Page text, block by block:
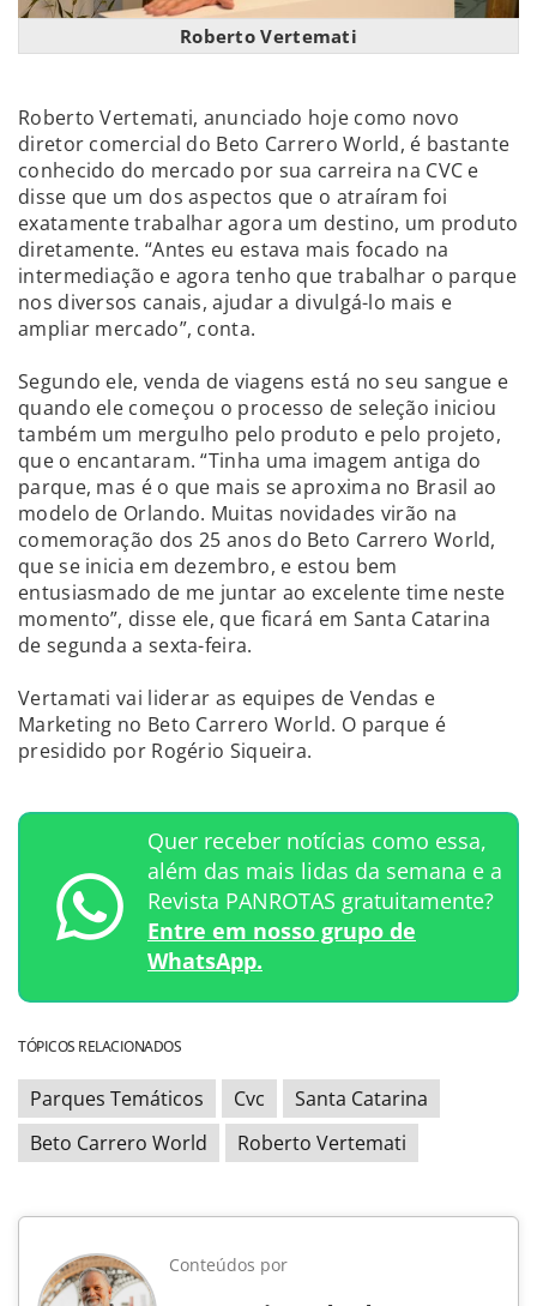
Roberto Vertemati
Roberto Vertemati, anunciado hoje como novo
diretor comercial do Beto Carrero World, é bastante
conhecido do mercado por sua carreira na CVC e
disse que um dos aspectos que o atraíram foi
exatamente trabalhar agora um destino, um produto
diretamente. “Antes eu estava mais focado na
intermediação e agora tenho que trabalhar o parque
nos diversos canais, ajudar a divulgá-lo mais e
ampliar mercado”, conta.
Segundo ele, venda de viagens está no seu sangue e
quando ele começou o processo de seleção iniciou
também um mergulho pelo produto e pelo projeto,
que o encantaram. “Tinha uma imagem antiga do
parque, mas é o que mais se aproxima no Brasil ao
modelo de Orlando. Muitas novidades virão na
comemoração dos 25 anos do Beto Carrero World,
que se inicia em dezembro, e estou bem
entusiasmado de me juntar ao excelente time neste
momento”, disse ele, que ficará em Santa Catarina
de segunda a sexta-feira.
Vertamati vai liderar as equipes de Vendas e
Marketing no Beto Carrero World. O parque é
presidido por Rogério Siqueira.
Quer receber notícias como essa,
além das mais lidas da semana e a
Revista PANROTAS gratuitamente?
Entre em nosso grupo de
WhatsApp.
TÓPICOS RELACIONADOS
Parques Temáticos Cvc
Santa Catarina
Beto Carrero World
Roberto Vertemati
Conteúdos por